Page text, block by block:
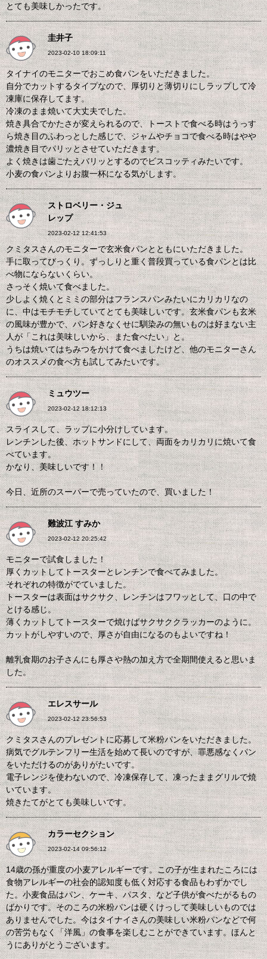
とても美味しかったです。
圭井子
2023-02-10 18:09:11
タイナイのモニターでおこめ食パンをいただきました。
自分でカットするタイプなので、厚切りと薄切りにしラップして冷
凍庫に保存してます。
冷凍のまま焼いて大丈夫でした。
焼き具合でかたさが変えられるので、トーストで食べる時はうっす
ら焼き目のふわっとした感じで、ジャムやチョコで食べる時はやや
濃焼き目でパリッとさせていただきます。
よく焼きは歯ごたえバリッとするのでビスコッティみたいです。
小麦の食パンよりお腹一杯になる気がします。
ストロベリー・ジュ
レップ
2023-02-12 12:41:53
クミタスさんのモニターで玄米食パンとともにいただきました。
手に取ってびっくり。ずっしりと重く普段買っている食パンとは比
べ物にならないくらい。
さっそく焼いて食べました。
少しよく焼くとミミの部分はフランスパンみたいにカリカリなの
に、中はモチモチしていてとても美味しいです。玄米食パンも玄米
の風味が豊かで、パン好きなくせに馴染みの無いものは好まない主
人が「これは美味しいから、また食べたい」と。
うちは焼いてはちみつをかけて食べましたけど、他のモニターさん
のオススメの食べ方も試してみたいです。
ミュウツー
2023-02-12 18:12:13
スライスして、ラップに小分けしています。
レンチンした後、ホットサンドにして、両面をカリカリに焼いて食
べています。
かなり、美味しいです！！
今日、近所のスーパーで売っていたので、買いました！
難波江 すみか
2023-02-12 20:25:42
モニターで試食しました！
厚くカットしてトースターとレンチンで食べてみました。
それぞれの特徴がでていました。
トースターは表面はサクサク、レンチンはフワッとして、口の中で
とける感じ。
薄くカットしてトースターで焼けばサクサククラッカーのように。
カットがしやすいので、厚さが自由になるのもよいですね！
離乳食期のお子さんにも厚さや熱の加え方で全期間使えると思いま
した。
エレスサール
2023-02-12 23:56:53
クミタスさんのプレゼントに応募して米粉パンをいただきました。
病気でグルテンフリー生活を始めて長いのですが、罪悪感なくパン
をいただけるのがありがたいです。
電子レンジを使わないので、冷凍保存して、凍ったままグリルで焼
いています。
焼きたてがとても美味しいです。
カラーセクション
2023-02-14 09:56:12
14歳の孫が重度の小麦アレルギーです。この子が生まれたころには
食物アレルギーの社会的認知度も低く対応する食品もわずかでし
た。小麦食品はパン、ケーキ、パスタ、など子供が食べたがるもの
ばかりです。そのころの米粉パンは硬くけっして美味しいものでは
ありませんでした。今はタイナイさんの美味しい米粉パンなどで何
の苦労もなく「洋風」の食事を楽しむことができています。ほんと
うにありがとうございます。